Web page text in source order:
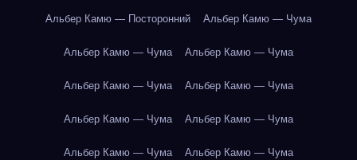
Альбер Камю — Посторонний Альбер Камю — Чума
Альбер Камю — Чума Альбер Камю — Чума
Альбер Камю — Чума Альбер Камю — Чума
Альбер Камю — Чума Альбер Камю — Чума
Альбер Камю — Чума Альбер Камю — Чума